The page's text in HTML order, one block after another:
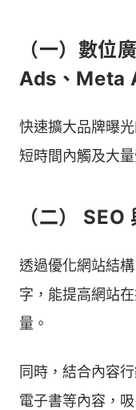
（一）數位
Ads、Meta
快速擴大品牌曝
短時間內觸及大
（二）
透過優化網站結
字，能提高網站
量。
同時，結合內容
電子書等內容，